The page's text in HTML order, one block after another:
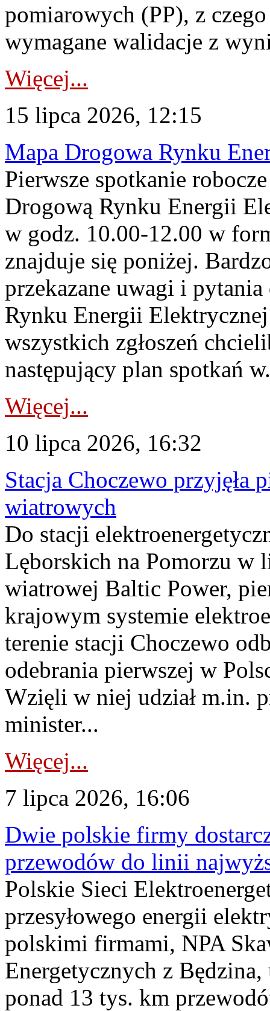
pomiarowych (PP), z
wymagane walidacje z
Więcej...
15 lipca 2026, 12:15
Mapa Drogowa Rynku
Pierwsze spotkanie
Drogową Rynku Energii
w godz. 10.00-12.00 w
znajduje się poniżej.
przekazane uwagi i
Rynku Energii
wszystkich zgłoszeń
następujący plan spotkań
Więcej...
10 lipca 2026, 16:32
Stacja Choczewo przyjęła
wiatrowych
Do stacji
Lęborskich na Pomorzu w
wiatrowej Baltic Power,
krajowym systemie
terenie stacji Choczewo
odebrania pierwszej w
Wzięli w niej udział m.in.
minister...
Więcej...
7 lipca 2026, 16:06
Dwie polskie firmy
przewodów do linii
Polskie Sieci
przesyłowego energii
polskimi firmami, NPA
Energetycznych z
ponad 13 tys. km